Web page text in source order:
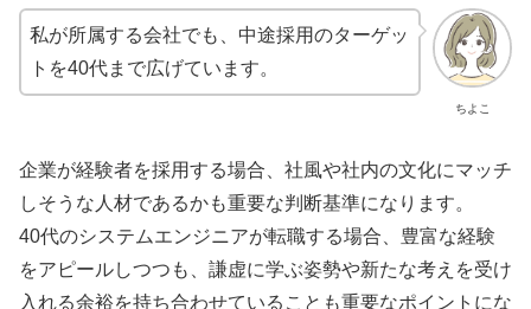
ちよこ
私が所属する会社でも、中途採用のターゲッ
トを40代まで広げています。
企業が経験者を採用する場合、社風や社内の文化にマッチ
しそうな人材であるかも重要な判断基準になります。
40代のシステムエンジニアが転職する場合、豊富な経験
をアピールしつつも、謙虚に学ぶ姿勢や新たな考えを受け
入れる余裕を持ち合わせていることも重要なポイントにな